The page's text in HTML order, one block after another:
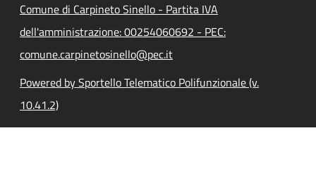
Comune di Carpineto Sinello - Partita IVA
dell'amministrazione: 00254060692 - PEC:
comune.carpinetosinello@pec.it
Powered by Sportello Telematico Polifunzionale (v.
10.41.2)